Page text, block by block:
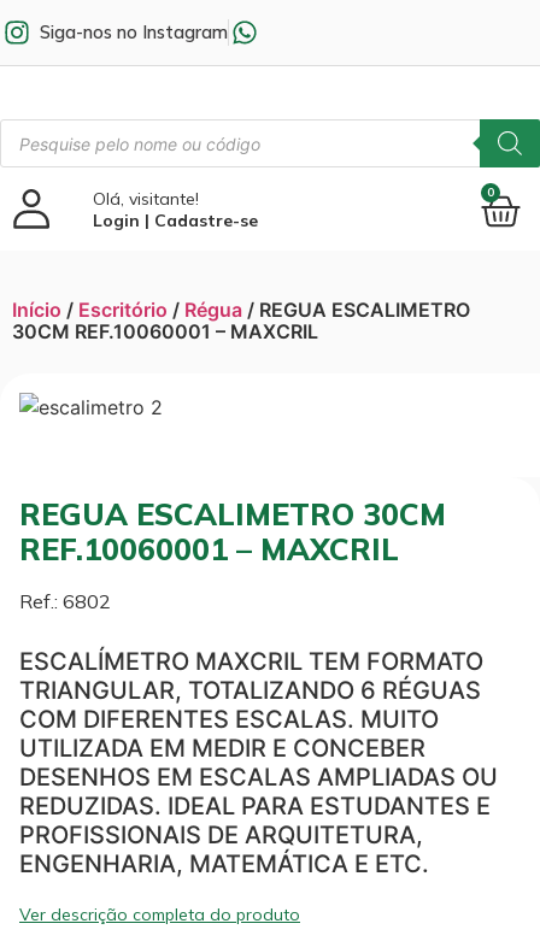
Siga-nos no Instagram
Olá, visitante!
Login | Cadastre-se
0
Início / Escritório / Régua / REGUA ESCALIMETRO
30CM REF.10060001 – MAXCRIL
REGUA ESCALIMETRO 30CM
REF.10060001 – MAXCRIL
Ref.: 6802
ESCALÍMETRO MAXCRIL TEM FORMATO
TRIANGULAR, TOTALIZANDO 6 RÉGUAS
COM DIFERENTES ESCALAS. MUITO
UTILIZADA EM MEDIR E CONCEBER
DESENHOS EM ESCALAS AMPLIADAS OU
REDUZIDAS. IDEAL PARA ESTUDANTES E
PROFISSIONAIS DE ARQUITETURA,
ENGENHARIA, MATEMÁTICA E ETC.
Ver descrição completa do produto